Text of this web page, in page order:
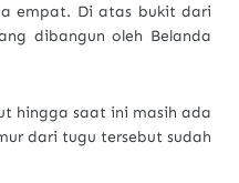
empat. Di atas bukit dari
dibangun oleh Belanda
hingga saat ini masih ada
dari tugu tersebut sudah